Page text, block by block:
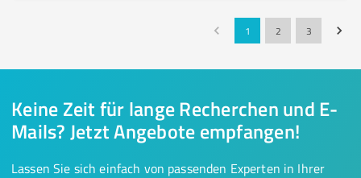
1 2 3
Keine Zeit für lange Recherchen und E-
Mails? Jetzt Angebote empfangen!
Lassen Sie sich einfach von passenden Experten in Ihrer